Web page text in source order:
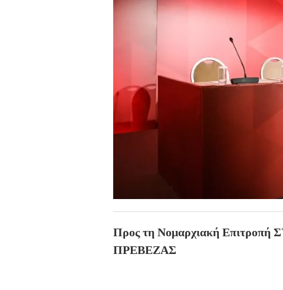
Προς τη Νομαρχιακή Επιτροπή
ΠΡΕΒΕΖΑΣ